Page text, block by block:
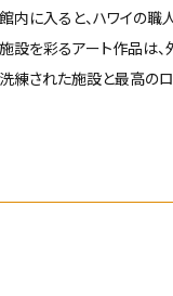
館内に入ると、ハワイの職
施設を彩るアート作品は
洗練された施設と最高のロ